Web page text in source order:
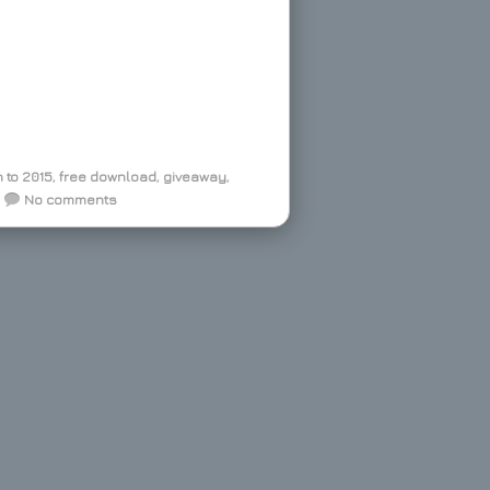
to 2015, free download, giveaway,
No comments